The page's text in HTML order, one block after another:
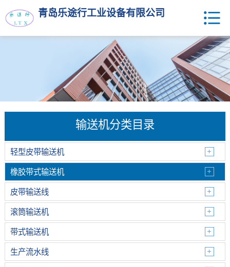
青岛乐途行工业设备有限公司
输送机分类目录
轻型皮带输送机
橡胶带式输送机
皮带输送线
滚筒输送机
带式输送机
生产流水线